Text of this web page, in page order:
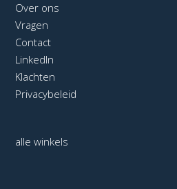
Over ons
Vragen
Contact
LinkedIn
Klachten
Privacybeleid
alle winkels